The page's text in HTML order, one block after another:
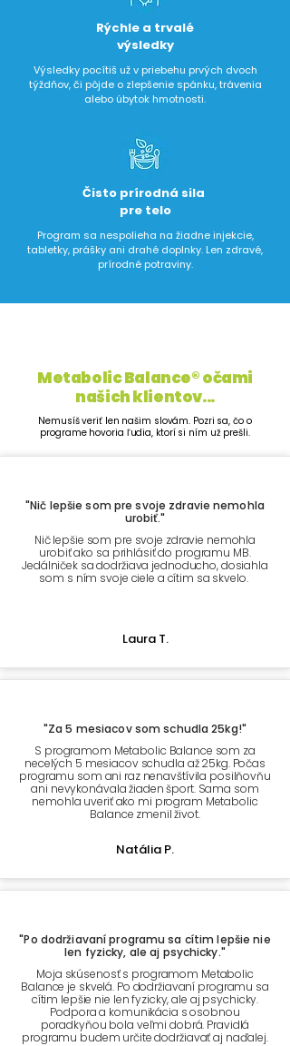
Rýchle a trvalé
výsledky
Výsledky pocítiš už v priebehu prvých dvoch
týždňov, či pôjde o zlepšenie spánku, trávenia
alebo úbytok hmotnosti.
​Čisto prírodná sila
pre telo
Program sa nespolieha na žiadne injekcie,
tabletky, prášky ani drahé doplnky. Len zdravé,
prírodné potraviny.
Metabolic Balance® očami
našich klientov...
Nemusíš veriť len našim slovám. Pozri sa, čo o
programe hovoria ľudia, ktorí si ním už prešli.
"Nič lepšie som pre svoje zdravie nemohla
urobiť."
Nič lepšie som pre svoje zdravie nemohla
urobiť ako sa prihlásiť do programu MB.
Jedálniček sa dodržiava jednoducho, dosiahla
som s ním svoje ciele a cítim sa skvelo.
Laura T.
"Za 5 mesiacov som schudla 25kg!"
S programom Metabolic Balance som za
necelých 5 mesiacov schudla až 25kg. Počas
programu som ani raz nenavštívila posilňovňu
ani nevykonávala žiaden šport. Sama som
nemohla uveriť ako mi program Metabolic
Balance zmenil život.​
Natália P.
"Po dodržiavaní programu sa cítim lepšie nie
len fyzicky, ale aj psychicky."
Moja skúsenosť s programom Metabolic
Balance je skvelá. Po dodržiavaní programu sa
cítim lepšie nie len fyzicky, ale aj psychicky.
Podpora a komunikácia s osobnou
poradkyňou bola veľmi dobrá. Pravidlá
programu budem určite dodržiavať aj naďalej.